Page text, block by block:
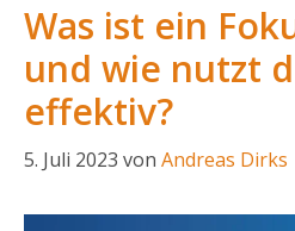
Was ist ein
und wie nutzt
effektiv?
5. Juli 2023 von Andreas Dirks